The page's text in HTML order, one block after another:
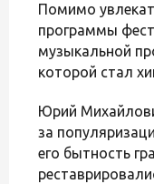
Помимо
программы
музыкальной
которой стал
Юрий
за
его бытность